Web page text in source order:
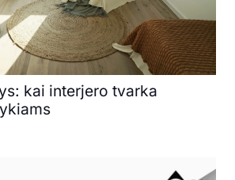
kai interjero tvarka